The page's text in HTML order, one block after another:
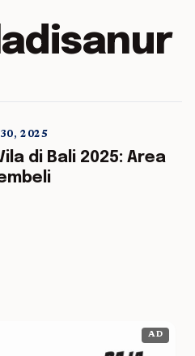
5 min read
2025
di Bali 2025: Area
AD